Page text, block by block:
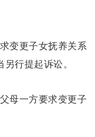
变更子女抚养关系
行提起诉讼。
母一方要求变更子